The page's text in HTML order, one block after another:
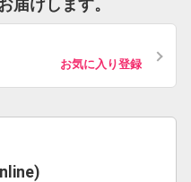
届けします。
お気に入り登録